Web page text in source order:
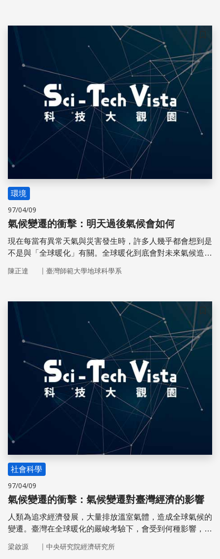
儲存
環境
97/04/09
氣候變遷的衝擊：明天過後氣候會如何
現在每當有異常天氣與災害發生時，許多人幾乎都會想到是
不是與「全球暖化」有關。全球暖化到底會對未來氣候造成
陳正達 ｜ 臺灣師範大學地球科學系
儲存
社會科學
97/04/09
氣候變遷的衝擊：氣候變遷對臺灣經濟的影響
人類為追求經濟發展，大量排放溫室氣體，造成全球氣候的
變遷。臺灣在全球暖化的嚴峻考驗下，會受到何種影響，其
梁啟源 ｜ 中央研究院經濟研究所